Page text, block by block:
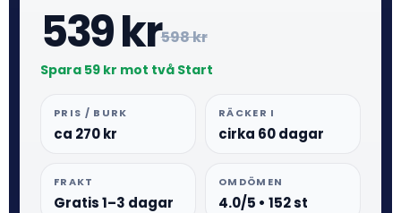
539 kr598 kr
Spara 59 kr mot två Start
PRIS / BURK
ca 270 kr
RÄCKER I
cirka 60 dagar
FRAKT
Gratis 1–3 dagar
OMDÖMEN
4.0/5 • 152 st